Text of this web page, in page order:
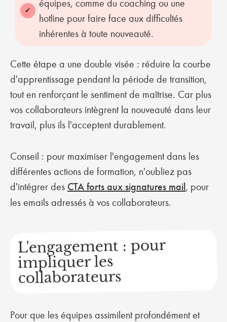
équipes, comme du coaching ou une
hotline pour faire face aux difficultés
inhérentes à toute nouveauté.
Cette étape a une double visée : réduire la courbe
d'apprentissage pendant la période de transition,
tout en renforçant le sentiment de maîtrise. Car plus
vos collaborateurs intègrent la nouveauté dans leur
travail, plus ils l'acceptent durablement.
Conseil : pour maximiser l'engagement dans les
différentes actions de formation, n'oubliez pas
d'intégrer des CTA forts aux signatures mail, pour
les emails adressés à vos collaborateurs.
L'engagement : pour
impliquer les
collaborateurs
Pour que les équipes assimilent profondément et